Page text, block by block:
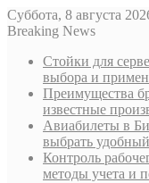
Суббота, 8 августа
Breaking News
Стойки для
выбора и
Преимущества
известные
Авиабилеты в
выбрать
Контроль
методы учета и